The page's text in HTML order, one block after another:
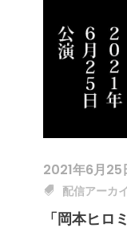
2021年6月25
配信アーカ
「岡本ヒロ